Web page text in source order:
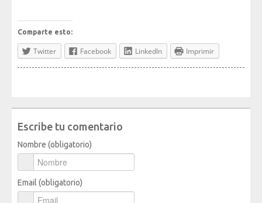
Comparte esto:
Twitter Facebook LinkedIn Imprimir
Escribe tu comentario
Nombre (obligatorio)
Email (obligatorio)